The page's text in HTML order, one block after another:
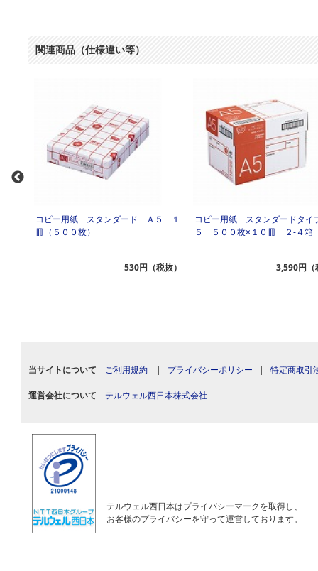
関連商品（仕様違い等）
コピー用紙 スタンダード Ａ５ １
冊（５００枚）
530円（税抜）
コピー用紙 スタンダードタイ
５ ５００枚×１０冊 ２‐４箱
3,590円（
当サイトについて ご利用規約 | プライバシーポリシー | 特定商取引
運営会社について テルウェル西日本株式会社
テルウェル西日本はプライバシーマークを取得し、
お客様のプライバシーを守って運営しております。